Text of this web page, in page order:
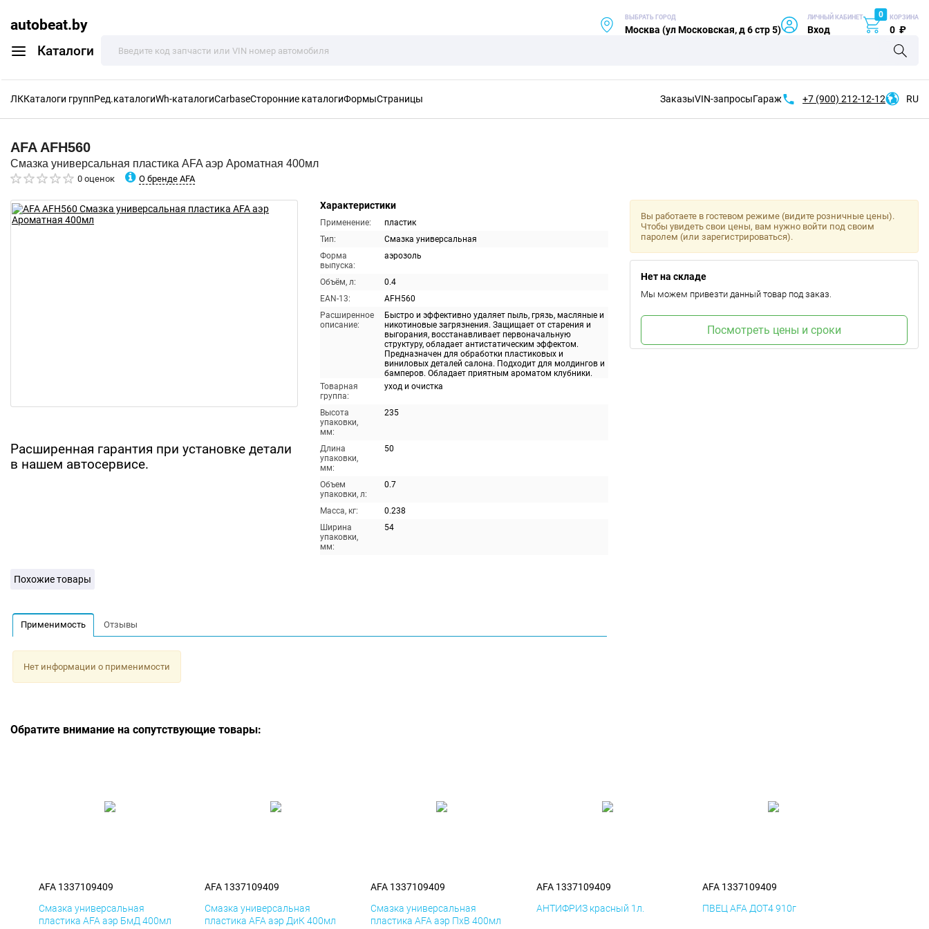
autobeat.by
Каталоги
ВЫБРАТЬ ГОРОД
Москва (ул Московская, д 6 стр 5)
ЛИЧНЫЙ КАБИНЕТ
Вход
0 КОРЗИНА
0 ₽
ЛККаталоги группРед.каталогиWh-каталогиCarbaseСторонние каталогиФормыСтраницы ЗаказыVIN-запросыГараж +7 (900) 212-12-12 RU
AFA AFH560
Смазка универсальная пластика AFA аэр Ароматная 400мл
0 оценок О бренде AFA
Расширенная гарантия при установке детали
в нашем автосервисе.
Характеристики
Применение:
пластик
Тип:
Смазка универсальная
Форма
выпуска:
аэрозоль
Объём, л:
0.4
EAN-13:
AFH560
Расширенное
описание:
Быстро и эффективно удаляет пыль, грязь, масляные и
никотиновые загрязнения. Защищает от старения и
выгорания, восстанавливает первоначальную
структуру, обладает антистатическим эффектом.
Предназначен для обработки пластиковых и
виниловых деталей салона. Подходит для молдингов и
бамперов. Обладает приятным ароматом клубники.
Товарная
группа:
уход и очистка
Высота
упаковки,
мм:
235
Длина
упаковки,
мм:
50
Объем
упаковки, л:
0.7
Масса, кг:
0.238
Ширина
упаковки,
мм:
54
Вы работаете в гостевом режиме (видите розничные цены).
Чтобы увидеть свои цены, вам нужно войти под своим
паролем (или зарегистрироваться).
Нет на складе
Мы можем привезти данный товар под заказ.
Посмотреть цены и сроки
Похожие товары
Применимость Отзывы
Нет информации о применимости
Обратите внимание на сопутствующие товары:
AFA 1337109409
Смазка универсальная
пластика AFA аэр БмД 400мл
AFA 1337109409
Смазка универсальная
пластика AFA аэр ДиК 400мл
AFA 1337109409
Смазка универсальная
пластика AFA аэр ПхВ 400мл
AFA 1337109409
АНТИФРИЗ красный 1л.
AFA 1337109409
ПВЕЦ AFA ДОТ4 910г